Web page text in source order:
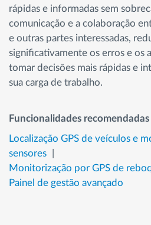
rápidas e informadas sem
comunicação e a colaboração
e outras partes interessadas,
significativamente os erros e os
tomar decisões mais rápidas e
sua carga de trabalho.
Funcionalidades recomendadas
Localização GPS de veículos e
sensores
Monitorização por GPS de
Painel de gestão avançado